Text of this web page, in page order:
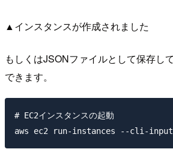
▲インスタンスが作成されました
もしくはJSONファイルとして保存し
できます。
# EC2インスタンスの起動